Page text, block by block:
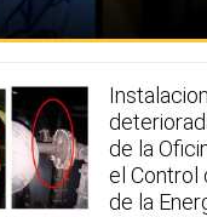
de la
el Control
de la